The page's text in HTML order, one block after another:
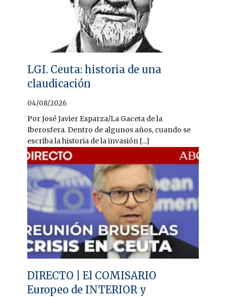
LGI. Ceuta: historia de una
claudicación
04/08/2026
Por José Javier Esparza/La Gaceta de la
Iberosfera. Dentro de algunos años, cuando se
escriba la historia de la invasión [...]
DIRECTO | El COMISARIO
Europeo de INTERIOR y